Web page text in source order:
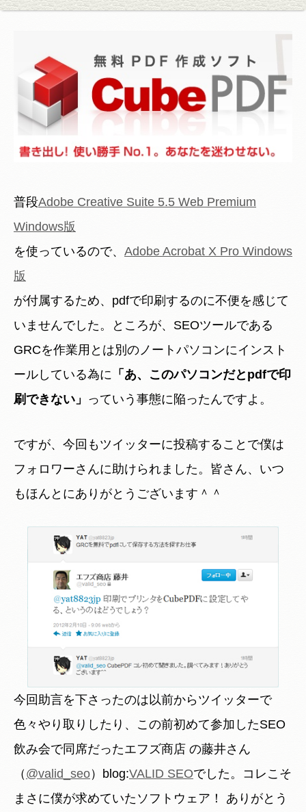
普段Adobe Creative Suite 5.5 Web Premium
Windows版
を使っているので、 Adobe Acrobat X Pro Windows
版
が付属するため、pdfで印刷するのに不便を感じて
いませんでした。ところが、SEOツールである
GRCを作業用とは別のノートパソコンにインスト
ールしている為に 「あ、このパソコンだとpdfで印
刷できない」 っていう事態に陥ったんですよ。
ですが、今回もツイッターに投稿することで僕は
フォロワーさんに助けられました。皆さん、いつ
もほんとにありがとうございます＾＾
今回助言を下さったのは以前からツイッターで
色々やり取りしたり、この前初めて参加したSEO
飲み会で同席だったエフズ商店 の藤井さん
（ @valid_seo）blog:VALID SEOでした。コレこそ
まさに僕が求めていたソフトウェア！ ありがとう